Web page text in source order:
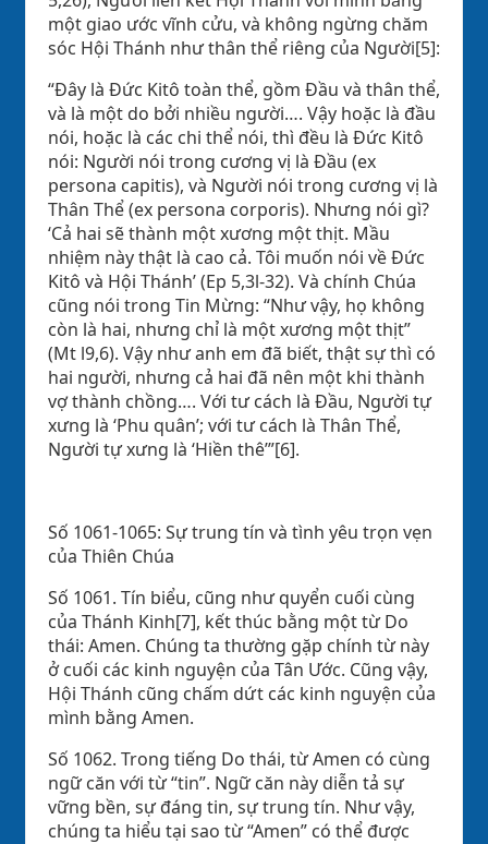
một giao ước vĩnh cửu, và không ngừng chăm
sóc Hội Thánh như thân thể riêng của Người[5]:
“Đây là Đức Kitô toàn thể, gồm Đầu và thân thể,
và là một do bởi nhiều người…. Vậy hoặc là đầu
nói, hoặc là các chi thể nói, thì đều là Đức Kitô
nói: Người nói trong cương vị là Đầu (ex
persona capitis), và Người nói trong cương vị là
Thân Thể (ex persona corporis). Nhưng nói gì?
‘Cả hai sẽ thành một xương một thịt. Mầu
nhiệm này thật là cao cả. Tôi muốn nói về Đức
Kitô và Hội Thánh’ (Ep 5,3l-32). Và chính Chúa
cũng nói trong Tin Mừng: “Như vậy, họ không
còn là hai, nhưng chỉ là một xương một thịt”
(Mt l9,6). Vậy như anh em đã biết, thật sự thì có
hai người, nhưng cả hai đã nên một khi thành
vợ thành chồng…. Với tư cách là Đầu, Người tự
xưng là ‘Phu quân’; với tư cách là Thân Thể,
Người tự xưng là ‘Hiền thê’”[6].
Số 1061-1065: Sự trung tín và tình yêu trọn vẹn
của Thiên Chúa
Số 1061. Tín biểu, cũng như quyển cuối cùng
của Thánh Kinh[7], kết thúc bằng một từ Do
thái: Amen. Chúng ta thường gặp chính từ này
ở cuối các kinh nguyện của Tân Ước. Cũng vậy,
Hội Thánh cũng chấm dứt các kinh nguyện của
mình bằng Amen.
Số 1062. Trong tiếng Do thái, từ Amen có cùng
ngữ căn với từ “tin”. Ngữ căn này diễn tả sự
vững bền, sự đáng tin, sự trung tín. Như vậy,
chúng ta hiểu tại sao từ “Amen” có thể được